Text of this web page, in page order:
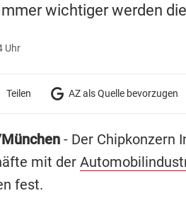
wichtiger werden
Uhr
Teilen AZ als Quelle bevorzugen
- Der Chipkonzern
mit der
fest.